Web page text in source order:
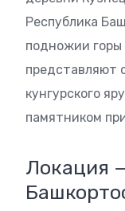
Республика
подножии
представляют
кунгурского
памятником
Локация